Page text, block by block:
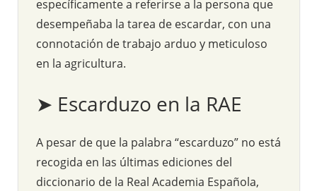
específicamente a referirse a la persona que
desempeñaba la tarea de escardar, con una
connotación de trabajo arduo y meticuloso
en la agricultura.
➤ Escarduzo en la RAE
A pesar de que la palabra “escarduzo” no está
recogida en las últimas ediciones del
diccionario de la Real Academia Española,